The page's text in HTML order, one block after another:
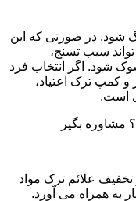
در صورتی که این
سبب تسنج،
شود. اگر انتخاب فرد
کمپ ترک اعتیاد،
است.
بگیر
علائم ترک مواد
به همراه می آورد.